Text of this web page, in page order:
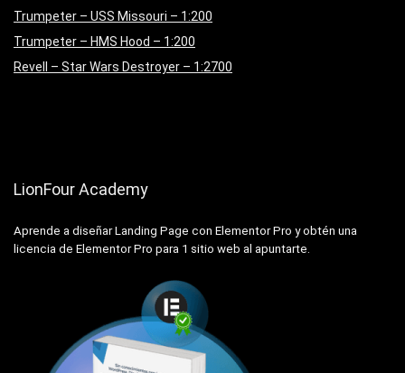
Trumpeter – USS Missouri – 1:200
Trumpeter – HMS Hood – 1:200
Revell – Star Wars Destroyer – 1:2700
LionFour Academy
Aprende a diseñar Landing Page con Elementor Pro y obtén una
licencia de Elementor Pro para 1 sitio web al apuntarte.